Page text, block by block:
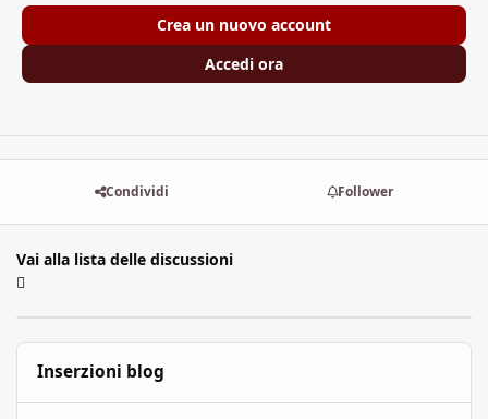
Crea un nuovo account
Accedi ora
Condividi Follower
Vai alla lista delle discussioni
Inserzioni blog